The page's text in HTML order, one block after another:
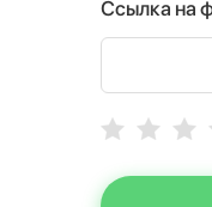
Ссылка на